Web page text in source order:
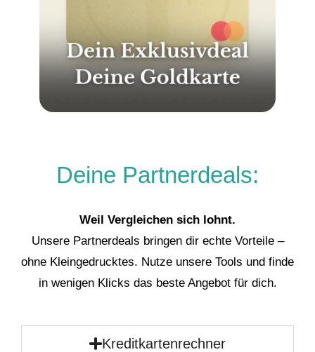
Deine Partnerdeals:
Weil Vergleichen sich lohnt.
Unsere Partnerdeals bringen dir echte Vorteile –
ohne Kleingedrucktes. Nutze unsere Tools und finde
in wenigen Klicks das beste Angebot für dich.
Kreditkartenrechner